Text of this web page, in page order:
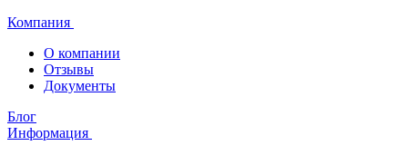
Компания
О компании
Отзывы
Документы
Блог
Информация